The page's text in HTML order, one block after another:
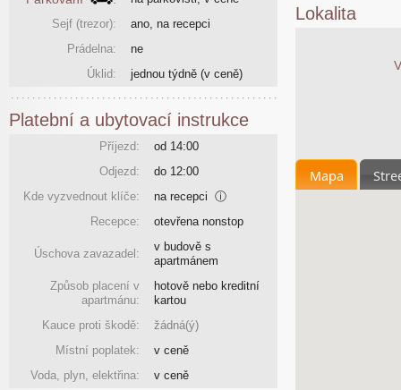
Lokalita
Mapa
Sejf (trezor):
ano, na recepci
Prádelna:
ne
Úklid:
jednou týdně (v ceně)
Platební a ubytovací instrukce
Příjezd:
od 14:00
Odjezd:
do 12:00
Kde vyzvednout klíče:
na recepci ⓘ
Recepce:
otevřena nonstop
Úschova zavazadel:
v budově s
apartmánem
Způsob placení v
apartmánu:
hotově nebo kreditní
kartou
Kauce proti škodě:
žádná(ý)
Místní poplatek:
v ceně
Voda, plyn, elektřina:
v ceně